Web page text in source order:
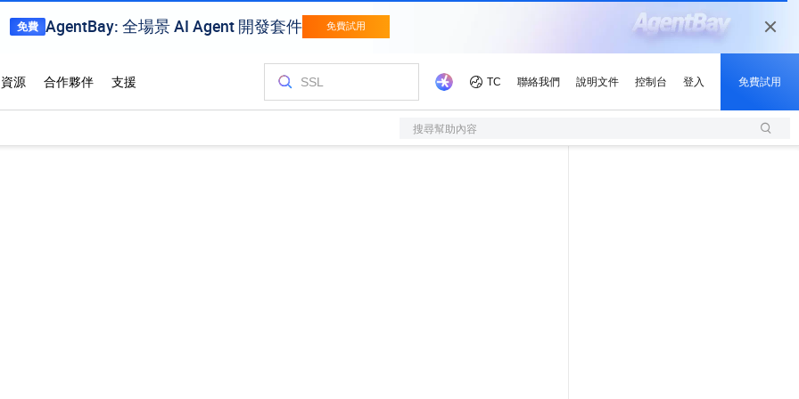
搜尋幫助內容